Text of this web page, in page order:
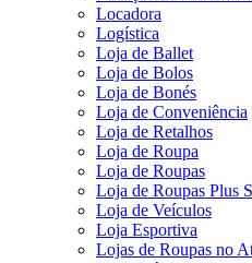
Locadora
Logística
Loja de Ballet
Loja de Bolos
Loja de Bonés
Loja de Conveniência
Loja de Retalhos
Loja de Roupa
Loja de Roupas
Loja de Roupas Plus
Loja de Veículos
Loja Esportiva
Lojas de Roupas no